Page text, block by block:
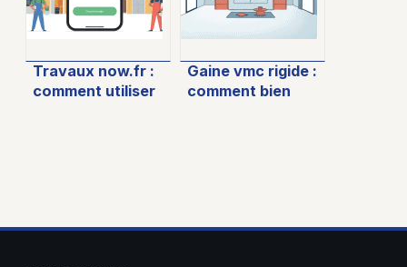
Travaux now.fr :
comment utiliser
Gaine vmc rigide :
comment bien